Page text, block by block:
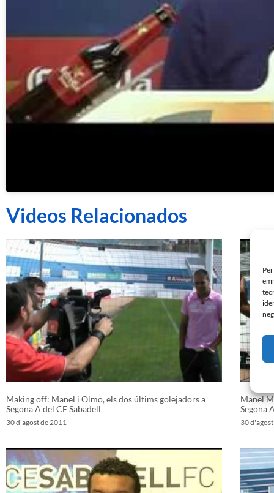
Videos Relacionados
Making off: Manel i Olmo, els dos últims golejadors a
Segona A del CE Sabadell
30 d'agost de 2011
Manel
Segona
30